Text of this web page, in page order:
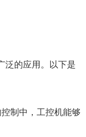
泛的应用。以下是
制中，工控机能够